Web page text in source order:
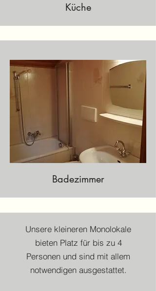
Küche
Badezimmer
Unsere kleineren Monolokale
bieten Platz für bis zu 4
Personen und sind mit allem
notwendigen ausgestattet.